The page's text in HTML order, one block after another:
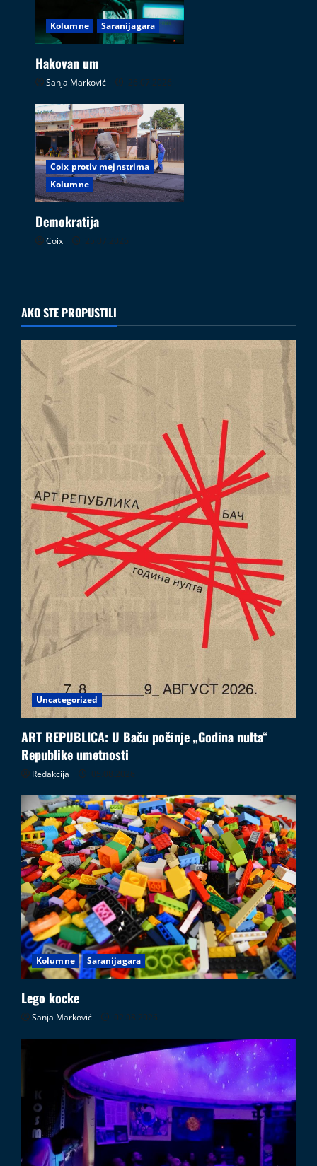
Kolumne Saranijagara
Hakovan um
Sanja Marković 26.07.2026
Coix protiv mejnstrima
Kolumne
Demokratija
Coix 25.07.2026
AKO STE PROPUSTILI
Uncategorized
ART REPUBLICA: U Baču počinje „Godina nulta“
Republike umetnosti
Redakcija 05.08.2026
Kolumne Saranijagara
Lego kocke
Sanja Marković 02.08.2026